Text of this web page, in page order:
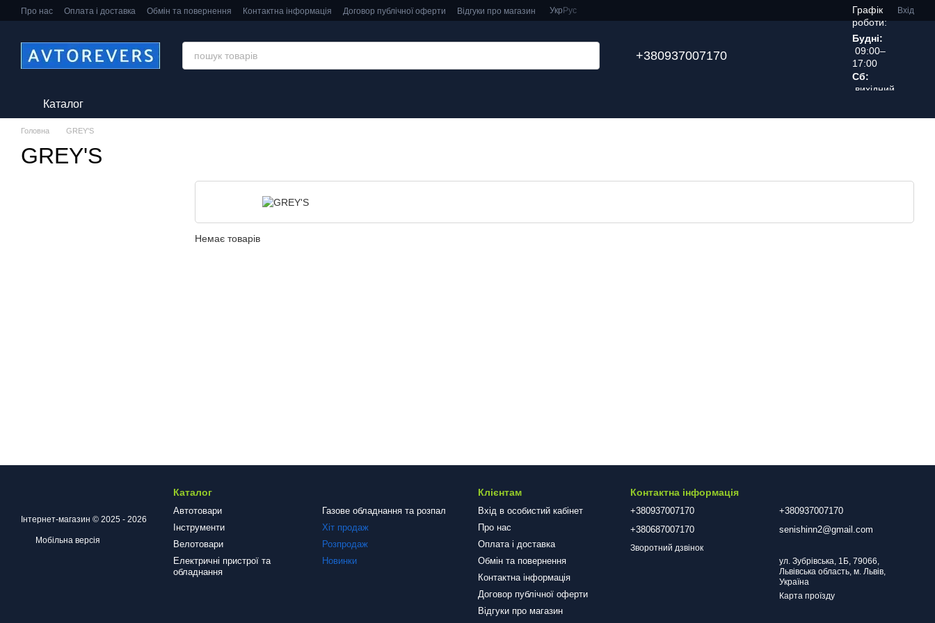
Перейти до основного контенту
Про нас Оплата і доставка Обмін та повернення Контактна інформація Договор публічної оферти Відгуки про магазин Укр Рус Вхід
+380937007170
Графік
роботи:
Будні:
09:00–
17:00
Сб:
вихідний
Каталог
Головна GREY'S
GREY'S
Немає товарів
Інтернет-магазин © 2025 - 2026
Мобільна версія
Каталог
Автотовари
Інструменти
Велотовари
Електричні пристрої та
обладнання
Газове обладнання та розпал
Хіт продаж
Розпродаж
Новинки
Клієнтам
Вхід в особистий кабінет
Про нас
Оплата і доставка
Обмін та повернення
Контактна інформація
Договор публічної оферти
Відгуки про магазин
Контактна інформація
+380937007170
+380687007170
Зворотний дзвінок
+380937007170
senishinn2@gmail.com
ул. Зубрівська, 1Б, 79066,
Львівська область, м. Львів,
Україна
Карта проїзду